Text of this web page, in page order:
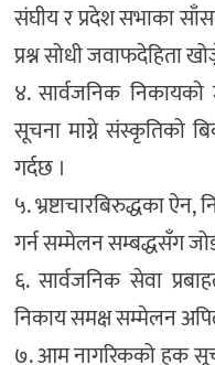
संघीय र प्रदेश सभाका
प्रश्न सोधी जवाफदेहिता
४. सार्वजनिक निकायको
सूचना माग्ने संस्कृतिको
गर्दछ ।
५. भ्रष्टाचारबिरुद्धका ऐन,
गर्न सम्मेलन सम्बद्धसँग
६. सार्वजनिक सेवा
निकाय समक्ष सम्मेलन
७. आम नागरिकको हक